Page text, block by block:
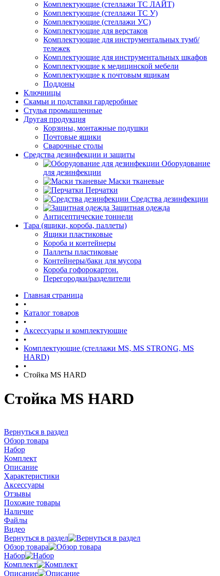
Комплектующие (стеллажи ТС ЛАЙТ)
Комплектующие (стеллажи ТС У)
Комплектующие (стеллажи УС)
Комплектующие для верстаков
Комплектующие для инструментальных тумб/
тележек
Комплектующие для инструментальных шкафов
Комплектующие к медицинской мебели
Комплектующие к почтовым ящикам
Поддоны
Ключницы
Скамьи и подставки гардеробные
Стулья промышленные
Другая продукция
Корзины, монтажные подушки
Почтовые ящики
Сварочные столы
Средства дезинфекции и защиты
Оборудование
для дезинфекции
Маски тканевые
Перчатки
Средства дезинфекции
Защитная одежда
Антисептические тоннели
Тара (ящики, короба, паллеты)
Ящики пластиковые
Короба и контейнеры
Паллеты пластиковые
Контейнеры/баки для мусора
Короба гофорокартон.
Перегородки/разделители
Главная страница
•
Каталог товаров
•
Аксессуары и комплектующие
•
Комплектующие (стеллажи MS, MS STRONG, MS
HARD)
•
Стойка MS HARD
Стойка MS HARD
Вернуться в раздел
Обзор товара
Набор
Комплект
Описание
Характеристики
Аксессуары
Отзывы
Похожие товары
Наличие
Файлы
Видео
Вернуться в раздел
Обзор товара
Набор
Комплект
Описание